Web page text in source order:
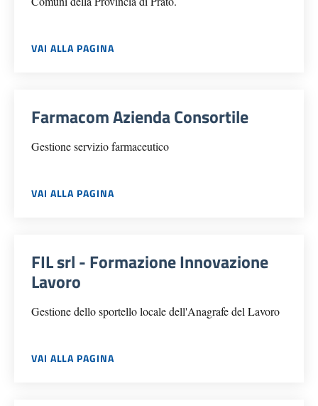
VAI ALLA PAGINA
Farmacom Azienda Consortile
Gestione servizio farmaceutico
VAI ALLA PAGINA
FIL srl - Formazione Innovazione
Lavoro
Gestione dello sportello locale dell'Anagrafe del Lavoro
VAI ALLA PAGINA